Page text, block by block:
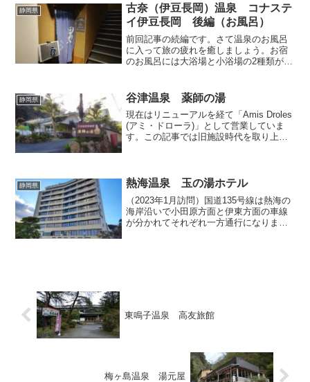
るところで左折し更に狭く...
静岡県
古奈（伊豆長岡）温泉 コナステ
イ伊豆長岡 後編（お風呂）
前回記事の続編です。さて温泉のお風呂
に入って旅の疲れを癒しましょう。お宿
のお風呂には大浴場と小浴場の2種類があ
ています。私がチェックインした日は小
浴場が男湯となってい...
静岡県 谷津温泉 薬師の湯
現在はリニューアルを経て「Amis Droles
(アミ・ドローラ)」として営業していま
す。この記事では旧施設時代を取り上げ
津温...
静岡県 熱海温泉 玉の湯ホテル
（2023年1月訪問）国道135号線は熱海の
海岸沿いで小田原方面と伊東方面の車線
が分かれてそれぞれ一方通行になります
東鳴子温泉 高友旅館
梅ヶ島温泉 湯元屋